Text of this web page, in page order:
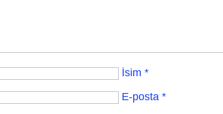
İsim *
E-posta *